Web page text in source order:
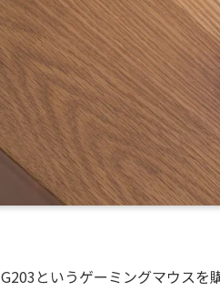
G203というゲーミングマウスを